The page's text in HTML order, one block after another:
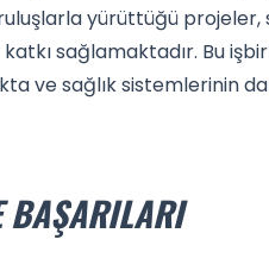
yürüttüğü projeler,
sağlamaktadır. Bu
ve sağlık sistemlerinin
BAŞARILARI